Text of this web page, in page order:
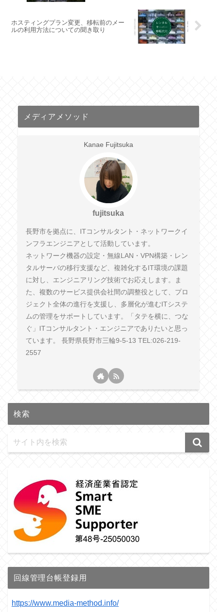
ホスティングプラン変更、移転前のメー
ルの利用方法についての聞き取り
メディアメソッド
Kanae Fujitsuka
fujitsuka
長野市を拠点に、ITコンサルタント・ネットワークイ
ンフラエンジニアとして活動しています。
ネットワーク機器の設定・無線LAN・VPN構築・レン
タルサーバの移行支援など、複雑化するIT環境の課題
に対し、エンジニアリング技術でお応えします。ま
た、複数のサービス提供会社間の調整役として、プロ
ジェクト全体の進行を支援し、多層化が進むITシステ
ムの管理をサポートしています。「タテを横に、つな
ぐ」ITコンサルタント・エンジニアでありたいと思っ
ています。 長野県長野市三輪9-5-13 TEL:026-219-
2557
検索
回線管理台帳登録用
https://www.media-method.info/